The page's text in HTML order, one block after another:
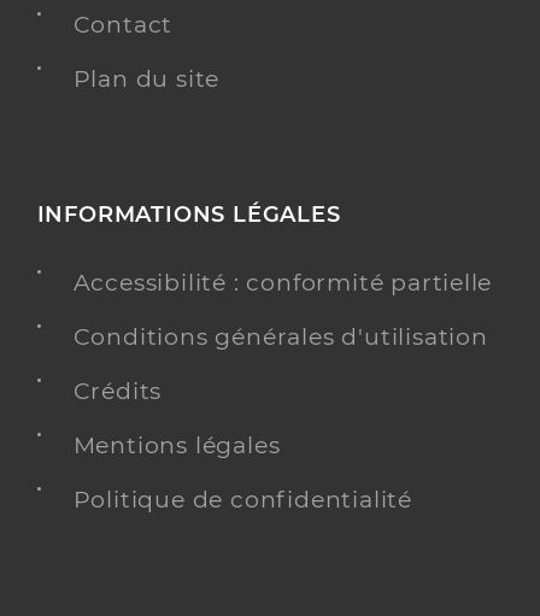
Contact
Plan du site
INFORMATIONS LÉGALES
Accessibilité : conformité partielle
Conditions générales d'utilisation
Crédits
Mentions légales
Politique de confidentialité